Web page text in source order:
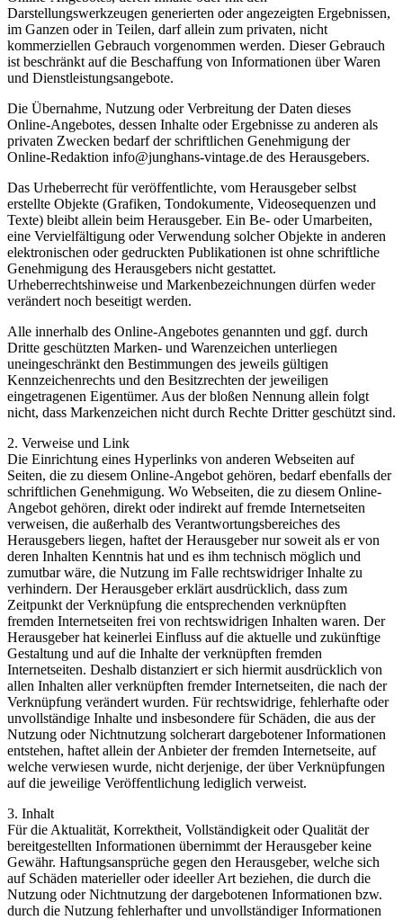
Darstellungswerkzeugen generierten oder angezeigten Ergebnissen,
im Ganzen oder in Teilen, darf allein zum privaten, nicht
kommerziellen Gebrauch vorgenommen werden. Dieser Gebrauch
ist beschränkt auf die Beschaffung von Informationen über Waren
und Dienstleistungsangebote.
Die Übernahme, Nutzung oder Verbreitung der Daten dieses
Online-Angebotes, dessen Inhalte oder Ergebnisse zu anderen als
privaten Zwecken bedarf der schriftlichen Genehmigung der
Online-Redaktion info@junghans-vintage.de des Herausgebers.
Das Urheberrecht für veröffentlichte, vom Herausgeber selbst
erstellte Objekte (Grafiken, Tondokumente, Videosequenzen und
Texte) bleibt allein beim Herausgeber. Ein Be- oder Umarbeiten,
eine Vervielfältigung oder Verwendung solcher Objekte in anderen
elektronischen oder gedruckten Publikationen ist ohne schriftliche
Genehmigung des Herausgebers nicht gestattet.
Urheberrechtshinweise und Markenbezeichnungen dürfen weder
verändert noch beseitigt werden.
Alle innerhalb des Online-Angebotes genannten und ggf. durch
Dritte geschützten Marken- und Warenzeichen unterliegen
uneingeschränkt den Bestimmungen des jeweils gültigen
Kennzeichenrechts und den Besitzrechten der jeweiligen
eingetragenen Eigentümer. Aus der bloßen Nennung allein folgt
nicht, dass Markenzeichen nicht durch Rechte Dritter geschützt sind.
2. Verweise und Link
Die Einrichtung eines Hyperlinks von anderen Webseiten auf
Seiten, die zu diesem Online-Angebot gehören, bedarf ebenfalls der
schriftlichen Genehmigung. Wo Webseiten, die zu diesem Online-
Angebot gehören, direkt oder indirekt auf fremde Internetseiten
verweisen, die außerhalb des Verantwortungsbereiches des
Herausgebers liegen, haftet der Herausgeber nur soweit als er von
deren Inhalten Kenntnis hat und es ihm technisch möglich und
zumutbar wäre, die Nutzung im Falle rechtswidriger Inhalte zu
verhindern. Der Herausgeber erklärt ausdrücklich, dass zum
Zeitpunkt der Verknüpfung die entsprechenden verknüpften
fremden Internetseiten frei von rechtswidrigen Inhalten waren. Der
Herausgeber hat keinerlei Einfluss auf die aktuelle und zukünftige
Gestaltung und auf die Inhalte der verknüpften fremden
Internetseiten. Deshalb distanziert er sich hiermit ausdrücklich von
allen Inhalten aller verknüpften fremder Internetseiten, die nach der
Verknüpfung verändert wurden. Für rechtswidrige, fehlerhafte oder
unvollständige Inhalte und insbesondere für Schäden, die aus der
Nutzung oder Nichtnutzung solcherart dargebotener Informationen
entstehen, haftet allein der Anbieter der fremden Internetseite, auf
welche verwiesen wurde, nicht derjenige, der über Verknüpfungen
auf die jeweilige Veröffentlichung lediglich verweist.
3. Inhalt
Für die Aktualität, Korrektheit, Vollständigkeit oder Qualität der
bereitgestellten Informationen übernimmt der Herausgeber keine
Gewähr. Haftungsansprüche gegen den Herausgeber, welche sich
auf Schäden materieller oder ideeller Art beziehen, die durch die
Nutzung oder Nichtnutzung der dargebotenen Informationen bzw.
durch die Nutzung fehlerhafter und unvollständiger Informationen